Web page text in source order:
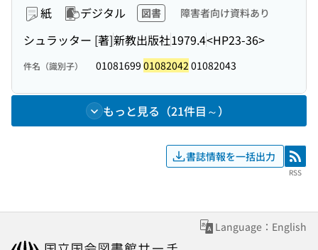
紙 デジタル 図書 障害者向け資料あり
シュラッター [著]新教出版社1979.4<HP23-36>
件名（識別子） 01081699 01082042 01082043
もっと見る（21件目～）
書誌情報を一括出力 RSS
RSS
Language：English